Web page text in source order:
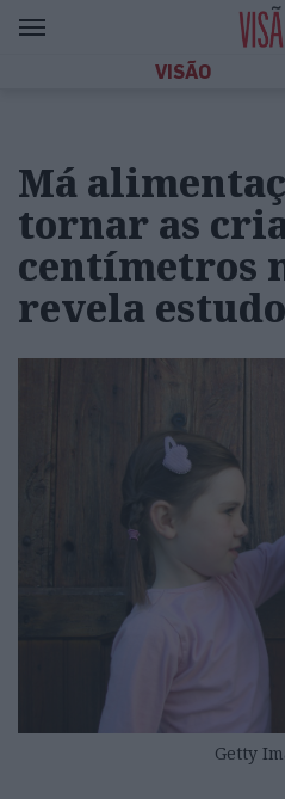
VISÃO
Má
tornar as
centímetros
revela estudo
Getty